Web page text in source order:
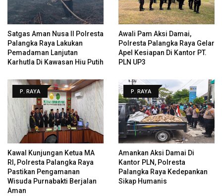
Satgas Aman Nusa II Polresta
Palangka Raya Lakukan
Pemadaman Lanjutan
Karhutla Di Kawasan Hiu Putih
Awali Pam Aksi Damai,
Polresta Palangka Raya Gelar
Apel Kesiapan Di Kantor PT.
PLN UP3
P. RAYA
Kawal Kunjungan Ketua MA
RI, Polresta Palangka Raya
Pastikan Pengamanan
Wisuda Purnabakti Berjalan
Aman
P. RAYA
Amankan Aksi Damai Di
Kantor PLN, Polresta
Palangka Raya Kedepankan
Sikap Humanis